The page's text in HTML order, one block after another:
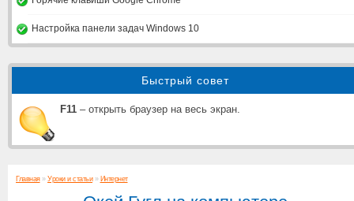
Настройка панели задач Windows 10
Быстрый совет
F11 – открыть браузер на весь экран.
Главная» Уроки и статьи» Интернет